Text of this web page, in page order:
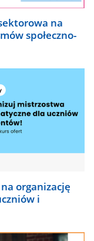
na
społeczno-
organizację
i